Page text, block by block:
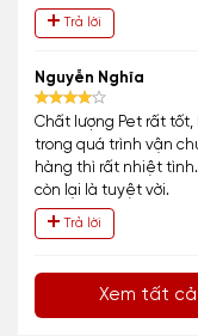
Trả lời
Nguyễn Nghĩa
Chất lượng Pet rất
trong quá trình vận
hàng thì rất nhiệt
còn lại là tuyệt vời.
Trả lời
Xem tất cả